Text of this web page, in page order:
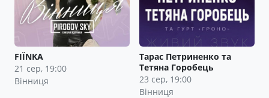
FIЇNKA
21 сер, 19:00
Вінниця
Тарас Петриненко та
Тетяна Горобець
23 сер, 19:00
Вінниця